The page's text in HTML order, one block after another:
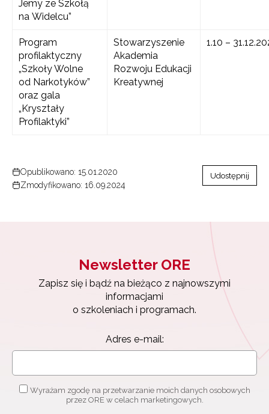
Jemy ze Szkołą
na Widelcu”
Program
profilaktyczny
„Szkoły Wolne
od Narkotyków”
oraz gala
„Kryształy
Profilaktyki”
Stowarzyszenie
Akademia
Rozwoju Edukacji
Kreatywnej
1.10 –
Opublikowano: 15.01.2020
Zmodyfikowano: 16.09.2024
Udostępnij
Newsletter ORE
Zapisz się i bądź na bieżąco z najnowszymi
informacjami
o szkoleniach i programach.
Adres e-mail:
Wyrażam zgodę na przetwarzanie moich danych osobowych
przez ORE w celach marketingowych.
Newsletter ORE
Adres e-mail:
Wyrażam zgodę na przetwarzanie moich danych osobowych
Zapisuję się